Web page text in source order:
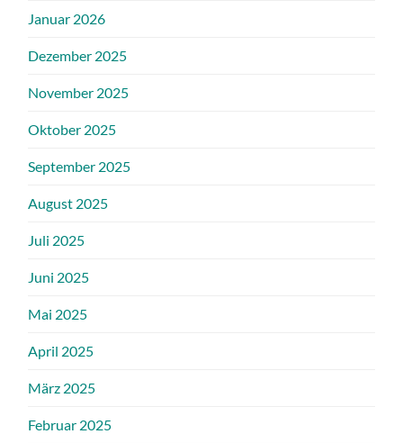
Januar 2026
Dezember 2025
November 2025
Oktober 2025
September 2025
August 2025
Juli 2025
Juni 2025
Mai 2025
April 2025
März 2025
Februar 2025